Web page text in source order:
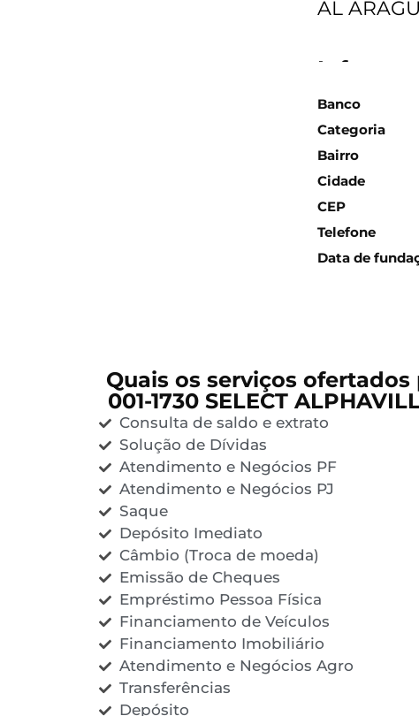
AL
Banco
Categoria
Bairro
Cidade
CEP
Telefone
Data de
Quais os serviços
001-1730 SELECT
Consulta de saldo e extrato
Solução de Dívidas
Atendimento e Negócios PF
Atendimento e Negócios PJ
Saque
Depósito Imediato
Câmbio (Troca de moeda)
Emissão de Cheques
Empréstimo Pessoa Física
Financiamento de Veículos
Financiamento Imobiliário
Atendimento e Negócios Agro
Transferências
Depósito